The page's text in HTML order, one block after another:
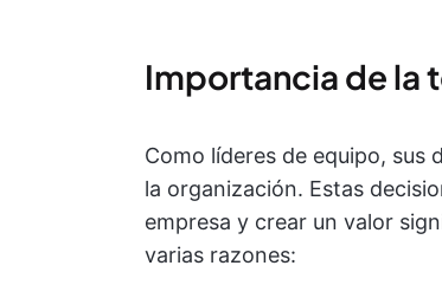
Importancia de la
Como líderes de equipo, sus
la organización. Estas
empresa y crear un valor
varias razones: